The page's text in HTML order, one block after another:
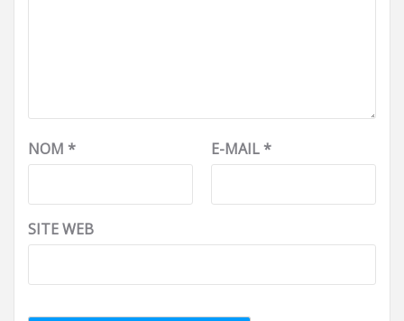
NOM * E-MAIL*
SITE WEB